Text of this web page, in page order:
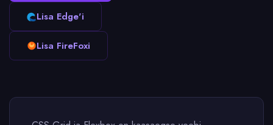
Lisa Edge'i
Lisa FireFoxi